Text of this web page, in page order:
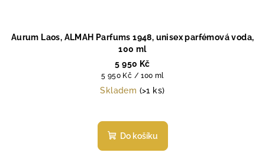
Aurum Laos, ALMAH Parfums 1948, unisex parfémová voda,
100 ml
5 950 Kč
Měrná
cena:
5 950 Kč / 100 ml
Skladem (>1 ks)
Do košíku